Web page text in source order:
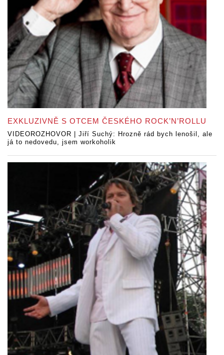
EXKLUZIVNĚ S OTCEM ČESKÉHO ROCK’N’ROLLU
VIDEOROZHOVOR | Jiří Suchý: Hrozně rád bych lenošil, ale
já to nedovedu, jsem workoholik